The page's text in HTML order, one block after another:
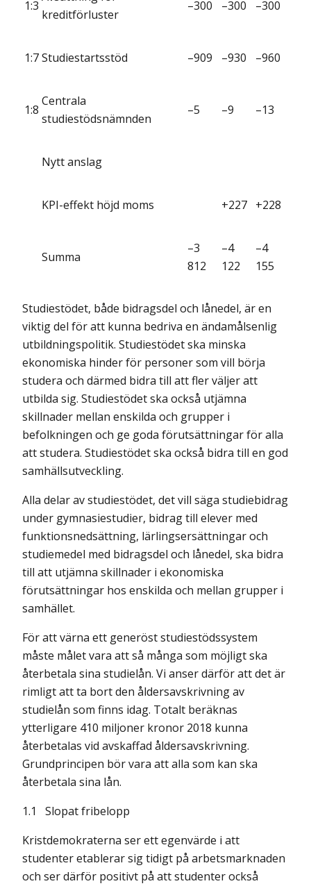
1:3
kreditförluster
–300 –300 –300
1:7Studiestartsstöd –909 –930 –960
1:8
Centrala
studiestödsnämnden
–5 –9 –13
Nytt anslag
KPI-effekt höjd moms +227 +228
Summa
–3
812
–4
122
–4
155
Studiestödet, både bidragsdel och lånedel, är en
viktig del för att kunna bedriva en ändamålsenlig
utbildningspolitik. Studiestödet ska minska
ekonomiska hinder för personer som vill börja
studera och därmed bidra till att fler väljer att
utbilda sig. Studiestödet ska också utjämna
skillnader mellan enskilda och grupper i
befolkningen och ge goda förutsättningar för alla
att studera. Studiestödet ska också bidra till en god
samhällsutveckling.
Alla delar av studiestödet, det vill säga studiebidrag
under gymnasiestudier, bidrag till elever med
funktionsnedsättning, lärlingsersättningar och
studiemedel med bidragsdel och lånedel, ska bidra
till att utjämna skillnader i ekonomiska
förutsättningar hos enskilda och mellan grupper i
samhället.
För att värna ett generöst studiestödssystem
måste målet vara att så många som möjligt ska
återbetala sina studielån. Vi anser därför att det är
rimligt att ta bort den åldersavskrivning av
studielån som finns idag. Totalt beräknas
ytterligare 410 miljoner kronor 2018 kunna
återbetalas vid avskaffad åldersavskrivning.
Grundprincipen bör vara att alla som kan ska
återbetala sina lån.
1.1 Slopat fribelopp
Kristdemokraterna ser ett egenvärde i att
studenter etablerar sig tidigt på arbetsmark­naden
och ser därför positivt på att studenter också